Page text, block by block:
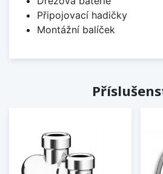
Připojovací hadičky
Montážní balíček